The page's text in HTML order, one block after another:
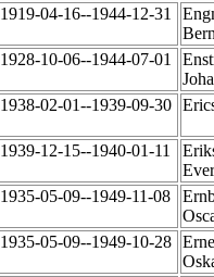
1919-04-16--1944-12-31
1928-10-06--1944-07-01
1938-02-01--1939-09-30
1939-12-15--1940-01-11
1935-05-09--1949-11-08
1935-05-09--1949-10-28